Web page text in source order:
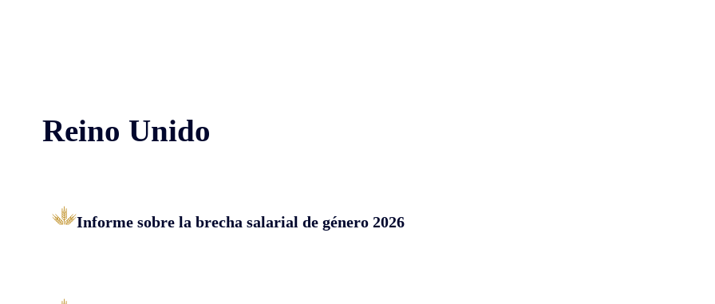
Reino Unido
Informe sobre la brecha salarial de género 2026